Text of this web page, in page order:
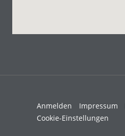
Anmelden Impressum
Cookie-Einstellungen